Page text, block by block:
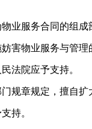
服务合同的组成
物业服务与管理
法院应予支持。
章规定，擅自扩
持。